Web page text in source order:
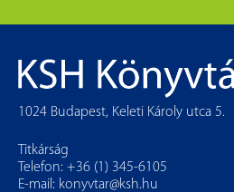
1024 Budapest, Keleti Károly utca 5.
Titkárság
Telefon: +36 (1) 345-6105
E-mail: konyvtar@ksh.hu